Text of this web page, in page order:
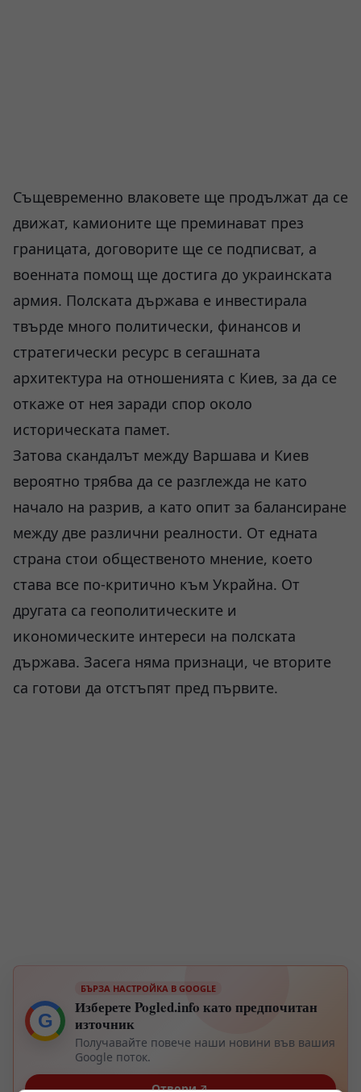
Същевременно влаковете ще продължат да се
движат, камионите ще преминават през
границата, договорите ще се подписват, а
военната помощ ще достига до украинската
армия. Полската държава е инвестирала
твърде много политически, финансов и
стратегически ресурс в сегашната
архитектура на отношенията с Киев, за да се
откаже от нея заради спор около
историческата памет.
Затова скандалът между Варшава и Киев
вероятно трябва да се разглежда не като
начало на разрив, а като опит за балансиране
между две различни реалности. От едната
страна стои общественото мнение, което
става все по-критично към Украйна. От
другата са геополитическите и
икономическите интереси на полската
държава. Засега няма признаци, че вторите
са готови да отстъпят пред първите.
G
БЪРЗА НАСТРОЙКА В GOOGLE
Изберете Pogled.info като предпочитан
източник
Получавайте повече наши новини във вашия
Google поток.
Отвори